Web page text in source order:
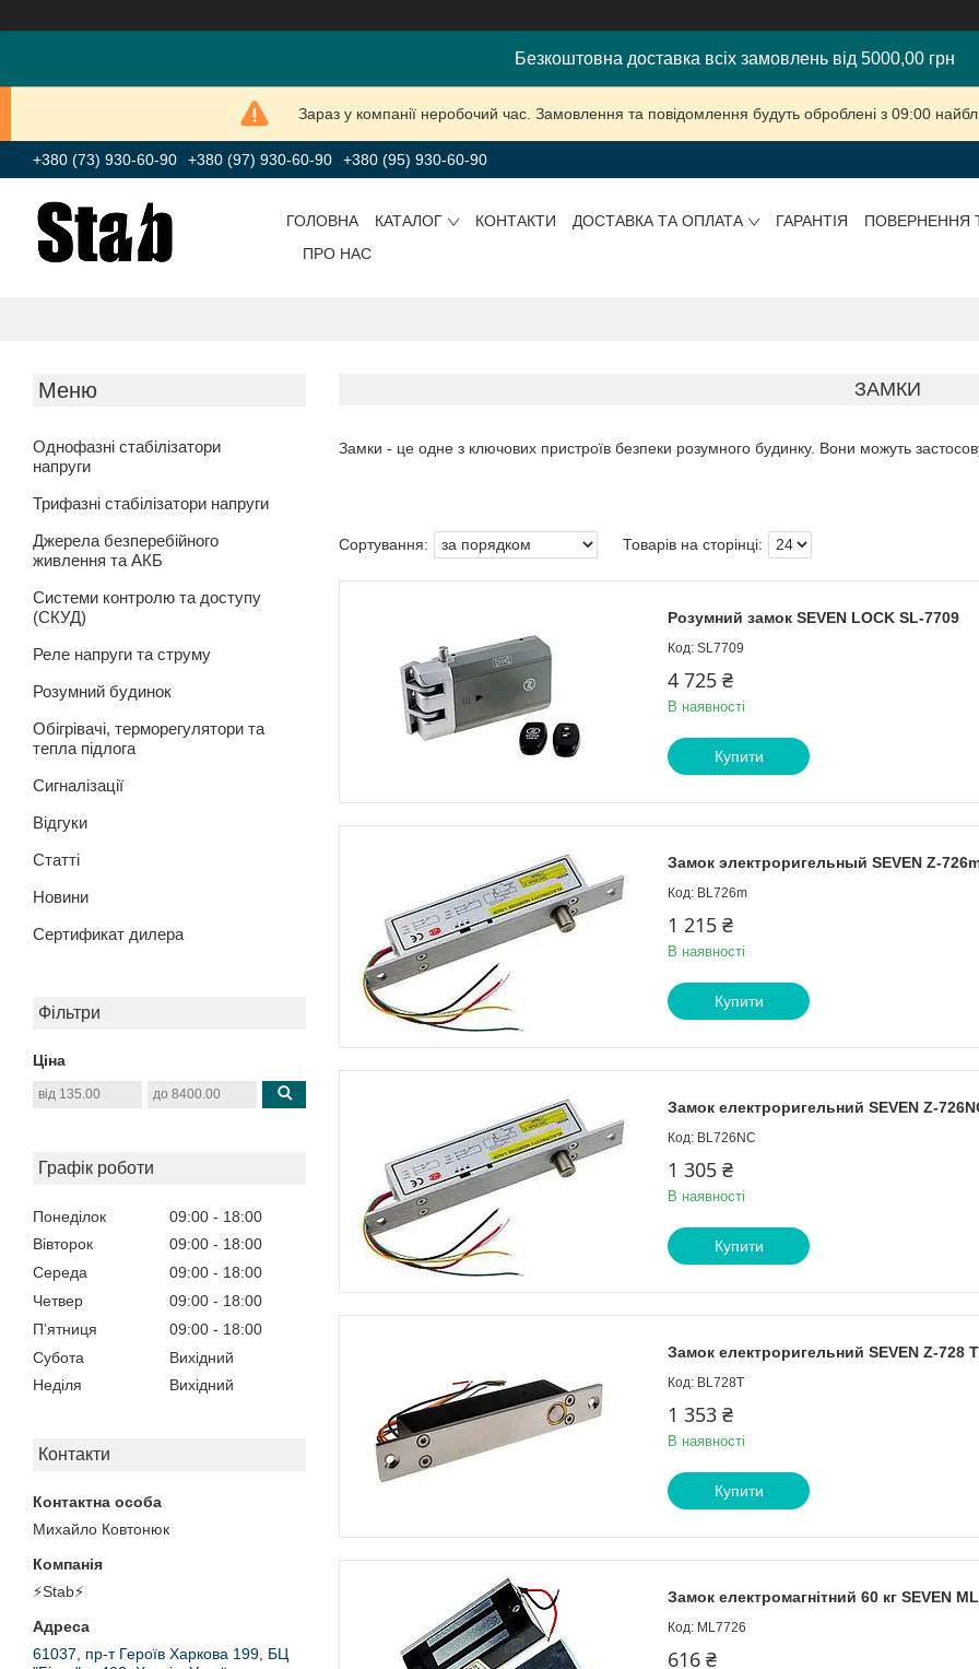
Безкоштовна доставка всіх замовлень від 5000,00 грн
Зараз у компанії неробочий час. Замовлення та повідомлення будуть оброблені з 09:00
+380 (73) 930-60-90 +380 (97) 930-60-90 +380 (95) 930-60-90
ГОЛОВНА КАТАЛОГ КОНТАКТИ ДОСТАВКА ТА ОПЛАТА ГАРАНТІЯ
ПОВЕРНЕННЯ
ПРО НАС
Однофазні стабілізатори
напруги
Трифазні стабілізатори напруги
Джерела безперебійного
живлення та АКБ
Системи контролю та доступу
(СКУД)
Реле напруги та струму
Розумний будинок
Обігрівачі, терморегулятори та
тепла підлога
Сигналізації
Відгуки
Статті
Новини
Сертификат дилера
Фільтри
Ціна
Графік роботи
Понеділок 09:00
18:00
Вівторок
09:00
18:00
Середа
09:00
18:00
Четвер
09:00
18:00
Пʼятниця
09:00
18:00
Субота
Вихідний
Неділя
Вихідний
Контакти
Михайло Ковтонюк
⚡Stab⚡
61037, пр-т Героїв Харкова 199, БЦ
ЗАМКИ
Замки - це одне з ключових пристроїв безпеки розумного будинку. Вони можуть
Розумний замок SEVEN LOCK SL-7709
SL7709
4 725 ₴
В наявності
Купити
Замок электроригельный SEVEN Z-
BL726m
1 215 ₴
В наявності
Купити
Замок електроригельний SEVEN Z-
BL726NC
1 305 ₴
В наявності
Купити
Замок електроригельний SEVEN Z-728 Т
BL728T
1 353 ₴
В наявності
Купити
Замок електромагнітний 60 кг SEVEN
ML7726
616 ₴